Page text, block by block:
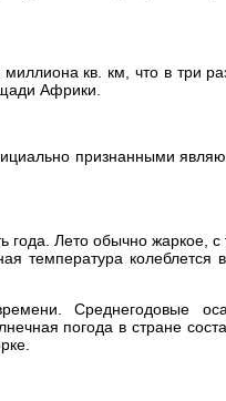
кв. км, что в три
Африки.
признанными
года. Лето обычно жаркое, с
температура колеблется
Среднегодовые
погода в стране